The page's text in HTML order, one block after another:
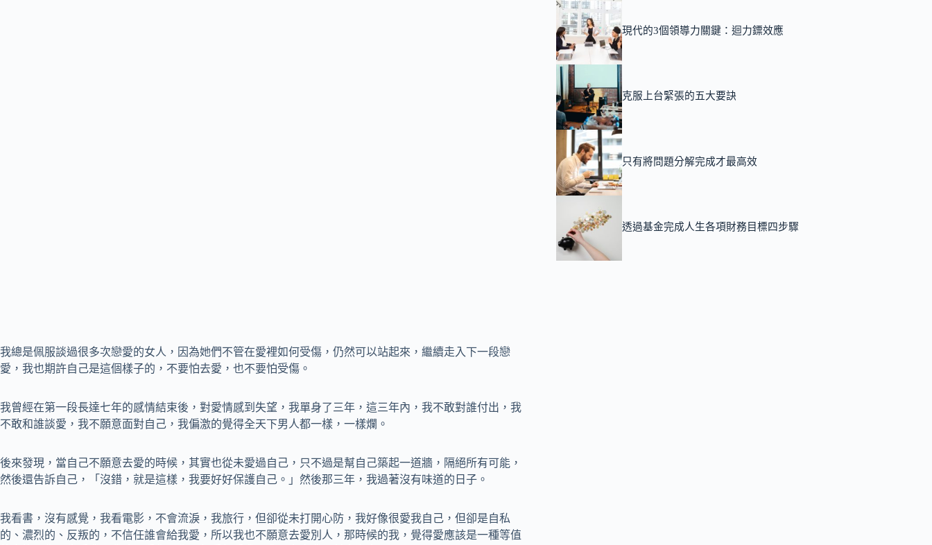
我總是佩服談過很多次戀愛的女人，因為她們不管在愛裡如何受傷，仍然可以站起來，繼續走入下一段戀
愛，我也期許自己是這個樣子的，不要怕去愛，也不要怕受傷。
我曾經在第一段長達七年的感情結束後，對愛情感到失望，我單身了三年，這三年內，我不敢對誰付出，我
不敢和誰談愛，我不願意面對自己，我偏激的覺得全天下男人都一樣，一樣爛。
後來發現，當自己不願意去愛的時候，其實也從未愛過自己，只不過是幫自己築起一道牆，隔絕所有可能，
然後還告訴自己，「沒錯，就是這樣，我要好好保護自己。」然後那三年，我過著沒有味道的日子。
我看書，沒有感覺，我看電影，不會流淚，我旅行，但卻從未打開心防，我好像很愛我自己，但卻是自私
的、濃烈的、反叛的，不信任誰會給我愛，所以我也不願意去愛別人，那時候的我，覺得愛應該是一種等值
現代的3個領導力關鍵：迴力鏢效應
克服上台緊張的五大要訣
只有將問題分解完成才最高效
透過基金完成人生各項財務目標四步驟